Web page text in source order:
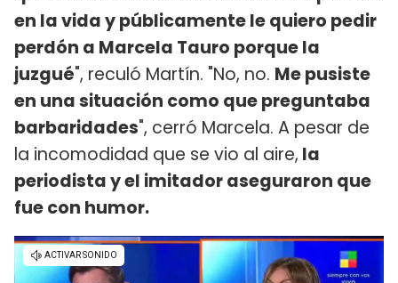
en la vida y públicamente le quiero pedir
perdón a Marcela Tauro porque la
juzgué", reculó Martín. "No, no. Me pusiste
en una situación como que preguntaba
barbaridades", cerró Marcela. A pesar de
la incomodidad que se vio al aire, la
periodista y el imitador aseguraron que
fue con humor.